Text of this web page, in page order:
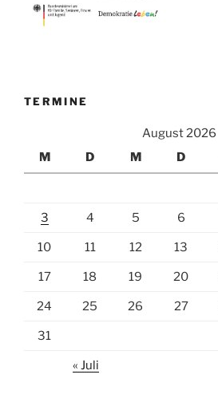
TERMINE
August 2026
M
D M D
3 4 5 6
10 11 12 13
17 18 19 20
24 25 26 27
31
« Juli